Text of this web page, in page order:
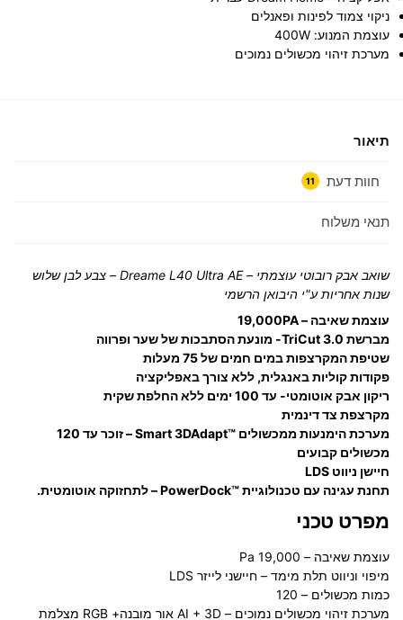
ניקוי צמוד לפינות ופאנלים
עוצמת המנוע: 400W
מערכת זיהוי מכשולים נמוכים
תיאור
חוות דעת 11
תנאי משלוח
שואב אבק רובוטי עוצמתי – Dreame L40 Ultra AE – צבע לבן שלוש
שנות אחריות ע"י היבואן הרשמי
עוצמת שאיבה – 19,000PA
מברשת TriCut 3.0- מונעת הסתבכות של שער ופרווה
שטיפת המקרצפות במים חמים של 75 מעלות
פקודות קוליות באנגלית, ללא צורך באפליקציה
ריקון אבק אוטומטי- עד 100 ימים ללא החלפת שקית
מקרצפת צד דינמית
מערכת הימנעות ממכשולים ™Smart 3DAdapt – זוכר עד 120
מכשולים קבועים
חיישן ניווט LDS
תחנת עגינה עם טכנולוגיית ™PowerDock – לתחזוקה אוטומטית.
מפרט טכני
עוצמת שאיבה – 19,000 Pa
מיפוי וניווט תלת מימד – חיישני לייזר LDS
כמות מכשולים – 120
מערכת זיהוי מכשולים נמוכים – AI + 3D אור מובנה+ RGB מצלמת